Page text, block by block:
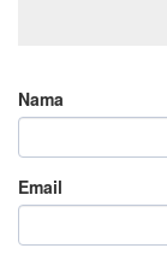
Nama
Email